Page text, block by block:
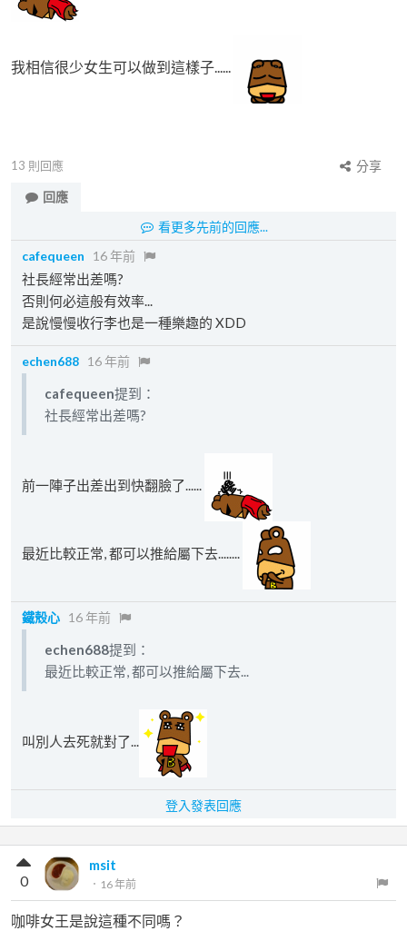
我相信很少女生可以做到這樣子......
13 則回應
分享
回應
看更多先前的回應...
cafequeen
16 年前
社長經常出差嗎?
否則何必這般有效率...
是說慢慢收行李也是一種樂趣的 XDD
echen688 16 年前
cafequeen提到：
社長經常出差嗎?
前一陣子出差出到快翻臉了......
最近比較正常, 都可以推給屬下去........
鐵殼心 16 年前
echen688提到：
最近比較正常, 都可以推給屬下去...
叫別人去死就對了...
登入發表回應
msit
． 16 年前
0
咖啡女王是說這種不同嗎？